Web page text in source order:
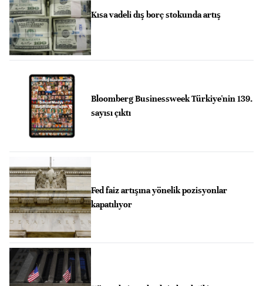
Kısa vadeli dış borç stokunda artış
Bloomberg Businessweek Türkiye'nin 139.
sayısı çıktı
Fed faiz artışına yönelik pozisyonlar
kapatılıyor